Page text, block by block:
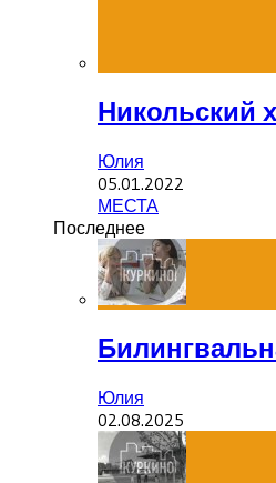
Никольский
Юлия
05.01.2022
МЕСТА
Последнее
Юлия
02.08.2025